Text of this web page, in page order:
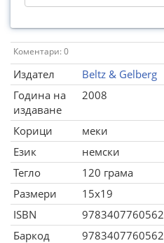
Коментари: 0
Издател
Beltz & Gelberg
Година на
издаване
2008
Корици
меки
Език
немски
Тегло
120 грама
Размери
15x19
ISBN
9783407760562
Баркод
9783407760562